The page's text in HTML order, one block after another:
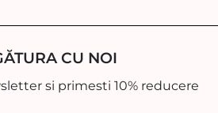
CU NOI
si primesti 10% reducere